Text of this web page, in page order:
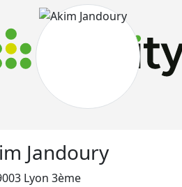
Jandoury
Lyon 3ème